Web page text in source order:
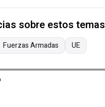
sobre estos temas
Fuerzas Armadas UE